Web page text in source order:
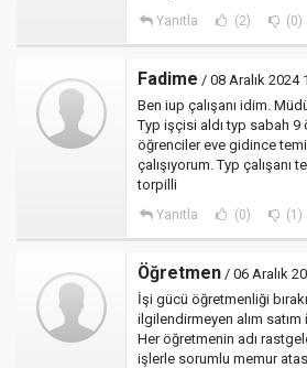
Yanıtla (2) (0)
Fadime / 08 Aralık 2024
Ben iup çalışanı idim.
Typ işçisi aldı typ sabah 9
öğrenciler eve gidince
çalışıyorum. Typ çalışanı
torpilli
Yanıtla (0) (1)
Öğretmen / 06 Aralık
İşi gücü öğretmenliği
ilgilendirmeyen alım
Her öğretmenin adı
işlerle sorumlu memur